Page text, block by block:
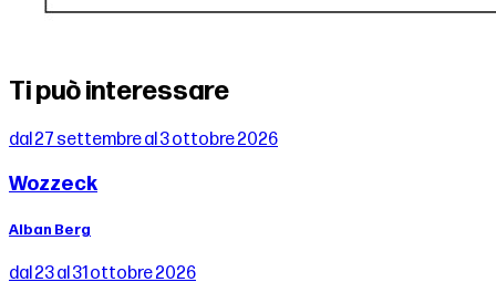
Ti può interessare
dal 27 settembre al 3 ottobre 2026
Wozzeck
Alban Berg
dal 23 al 31 ottobre 2026